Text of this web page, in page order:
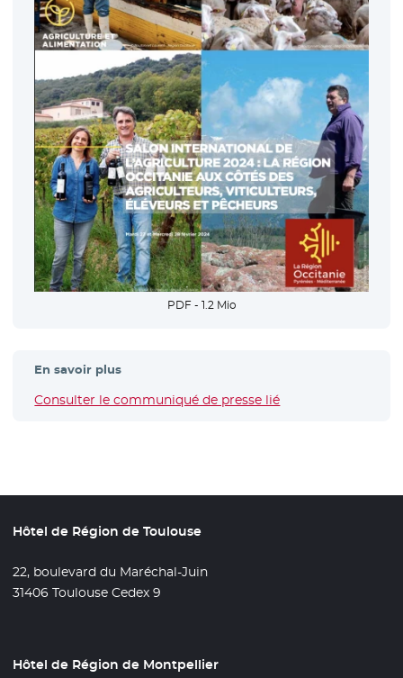
PDF - 1.2 Mio
En savoir plus
Consulter le communiqué de presse lié
Hôtel de Région de Toulouse
22, boulevard du Maréchal-Juin
31406 Toulouse Cedex 9
Hôtel de Région de Montpellier